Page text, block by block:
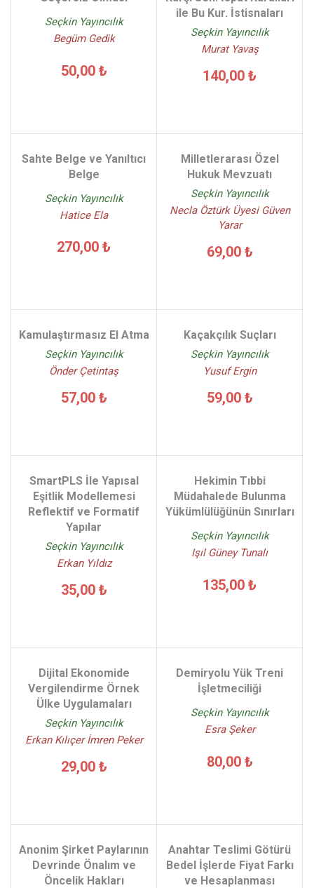
Seçkin Yayıncılık
Begüm Gedik
50,00 ₺
ile Bu Kur. İstisnaları
Seçkin Yayıncılık
Murat Yavaş
140,00 ₺
Sahte Belge ve Yanıltıcı
Belge
Seçkin Yayıncılık
Hatice Ela
270,00 ₺
Milletlerarası Özel
Hukuk Mevzuatı
Seçkin Yayıncılık
Necla Öztürk Üyesi Güven
Yarar
69,00 ₺
Kamulaştırmasız El Atma
Seçkin Yayıncılık
Önder Çetintaş
57,00 ₺
Kaçakçılık Suçları
Seçkin Yayıncılık
Yusuf Ergin
59,00 ₺
SmartPLS İle Yapısal
Eşitlik Modellemesi
Reflektif ve Formatif
Yapılar
Seçkin Yayıncılık
Erkan Yıldız
35,00 ₺
Hekimin Tıbbi
Müdahalede Bulunma
Yükümlülüğünün Sınırları
Seçkin Yayıncılık
Işıl Güney Tunalı
135,00 ₺
Dijital Ekonomide
Vergilendirme Örnek
Ülke Uygulamaları
Seçkin Yayıncılık
Erkan Kılıçer İmren Peker
29,00 ₺
Demiryolu Yük Treni
İşletmeciliği
Seçkin Yayıncılık
Esra Şeker
80,00 ₺
Anonim Şirket Paylarının
Devrinde Önalım ve
Öncelik Hakları
Anahtar Teslimi Götürü
Bedel İşlerde Fiyat Farkı
ve Hesaplanması